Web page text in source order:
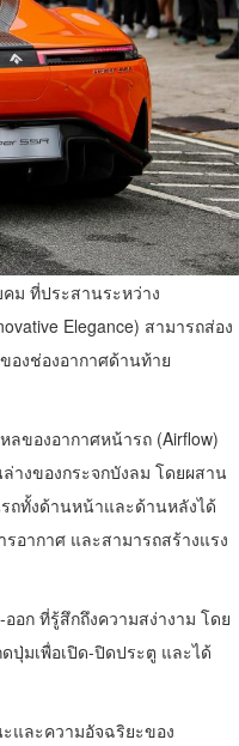
ม ที่ประสานระหว่าง
Elegance) สามารถส่อง
องช่องอากาศด้านท้าย
ลของอากาศหน้ารถ (Airflow)
างของกระจกบังลม โดยผสาน
ถทั้งด้านหน้าและด้านหลังได้
อากาศ และสามารถสร้างแรง
อก ที่รู้สึกถึงความสง่างาม โดย
ปุ่มเพื่อเปิด-ปิดประตู และได้
และความอัจฉริยะของ